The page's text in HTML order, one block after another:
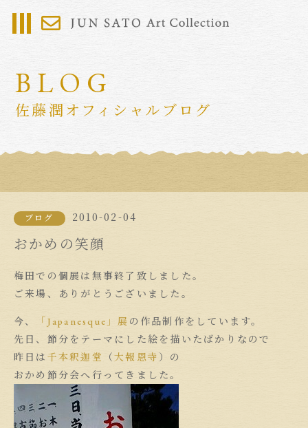
BLOG
佐藤潤オフィシャルブログ
ブログ 2010-02-04
おかめの笑顔
梅田での個展は無事終了致しました。
ご来場、ありがとうございました。
今、 「Japanesque」展 の作品制作をしています。
先日、節分をテーマにした絵を描いたばかりなので
昨日は 千本釈迦堂 （大報恩寺 ）の
おかめ節分会へ行ってきました。